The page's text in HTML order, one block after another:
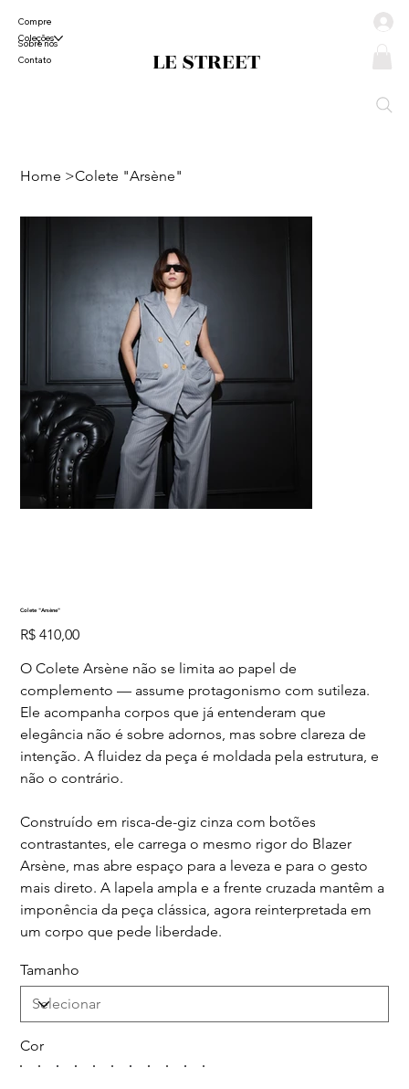
LE STREET
Compre
Coleções
Sobre nós
Contato
Home >Colete "Arsène"
Colete "Arsène"
Preço
R$ 410,00
O Colete Arsène não se limita ao papel de
complemento — assume protagonismo com sutileza.
Ele acompanha corpos que já entenderam que
elegância não é sobre adornos, mas sobre clareza de
intenção. A fluidez da peça é moldada pela estrutura, e
não o contrário.
Construído em risca-de-giz cinza com botões
contrastantes, ele carrega o mesmo rigor do Blazer
Arsène, mas abre espaço para a leveza e para o gesto
mais direto. A lapela ampla e a frente cruzada mantêm a
imponência da peça clássica, agora reinterpretada em
um corpo que pede liberdade.
Tamanho
Cor